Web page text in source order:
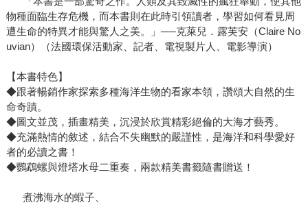
物種面臨生存危機，而本書則在此時引領讀者，學習如何看見周
遭生命的特異才能與驚人之美。」──克萊兒．露芙安（Claire No
uvian）（法國環保活動家、記者、電視製片人、電影導演）
【本書特色】
◆跟著暢銷作家探索多種海洋生物的看家本領，讚頌大自然的生
命奇蹟。
◆圖文並茂，插畫精美，沉浸於欣賞精彩絕倫的大海才藝秀。
◆充滿熱情的敘述，結合不失幽默的嚴謹性，是海洋和科學愛好
者的必讀之書！
◆鸚鵡螺與燈塔水母二重奏，兩款精美書籤隨書贈送！
煮沸海水的蝦子、